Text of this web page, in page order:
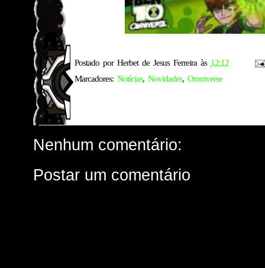
Postado por Herbet de Jesus Ferreira às 12:12
Marcadores: Notícias, Novidades, Omniverse
Nenhum comentário:
Postar um comentário